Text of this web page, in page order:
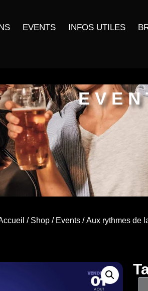
EVENTS INFOS UTILES
/ Shop/ Events/Aux rythmes de